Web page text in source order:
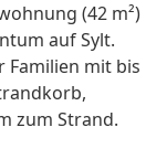
(42 m²)
auf Sylt.
Familien mit bis
zum Strand.